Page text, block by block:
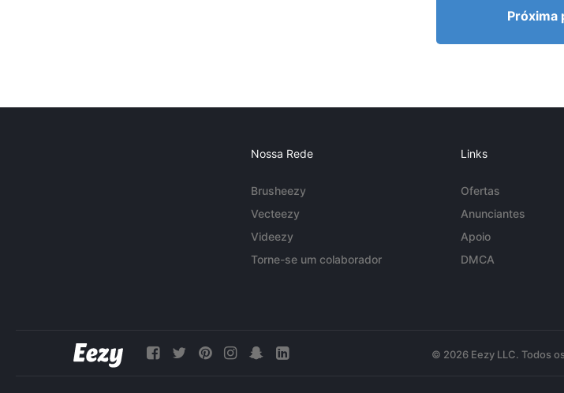
Próxima
Nossa Rede
Brusheezy
Vecteezy
Videezy
Torne-se um colaborador
Links
Ofertas
Anunciantes
Apoio
DMCA
© 2026 Eezy LLC. Todos